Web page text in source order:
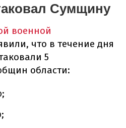
Сумщину
военной
что в течение дня
5
области: